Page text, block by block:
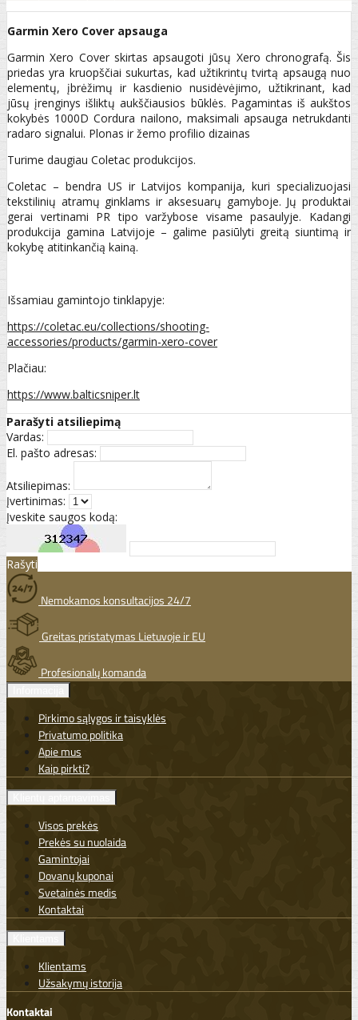
Garmin Xero Cover apsauga
Garmin Xero Cover skirtas apsaugoti jūsų Xero chronografą. Šis
priedas yra kruopščiai sukurtas, kad užtikrintų tvirtą apsaugą nuo
elementų, įbrėžimų ir kasdienio nusidėvėjimo, užtikrinant, kad
jūsų įrenginys išliktų aukščiausios būklės. Pagamintas iš aukštos
kokybės 1000D Cordura nailono, maksimali apsauga netrukdanti
radaro signalui. Plonas ir žemo profilio dizainas
Turime daugiau Coletac produkcijos.
Coletac – bendra US ir Latvijos kompanija, kuri specializuojasi
tekstilinių atramų ginklams ir aksesuarų gamyboje. Jų produktai
gerai vertinami PR tipo varžybose visame pasaulyje. Kadangi
produkcija gamina Latvijoje – galime pasiūlyti greitą siuntimą ir
kokybę atitinkančią kainą.
Išsamiau gamintojo tinklapyje:
https://coletac.eu/collections/shooting-
accessories/products/garmin-xero-cover
Plačiau:
https://www.balticsniper.lt
Parašyti atsiliepimą
Vardas:
El. pašto adresas:
Atsiliepimas:
Įvertinimas:
Įveskite saugos kodą:
Rašyti
Nemokamos konsultacijos 24/7
Greitas pristatymas Lietuvoje ir EU
Profesionalų komanda
Pirkimo sąlygos ir taisyklės
Privatumo politika
Apie mus
Kaip pirkti?
Visos prekės
Prekės su nuolaida
Gamintojai
Dovanų kuponai
Svetainės medis
Kontaktai
Klientams
Užsakymų istorija
Kontaktai